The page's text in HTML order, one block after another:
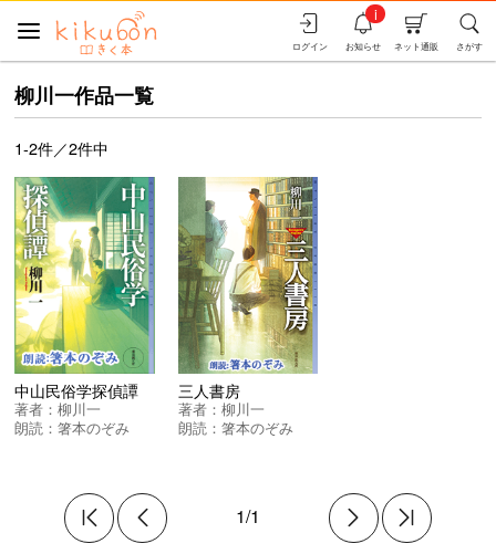
さがす
ネット通販
お知らせ
i
ログイン
柳川一作品一覧
1-2件／2件中
中山民俗学探偵譚
著者：柳川一
朗読：箸本のぞみ
三人書房
著者： 柳川一
朗読： 箸本のぞみ
1/1